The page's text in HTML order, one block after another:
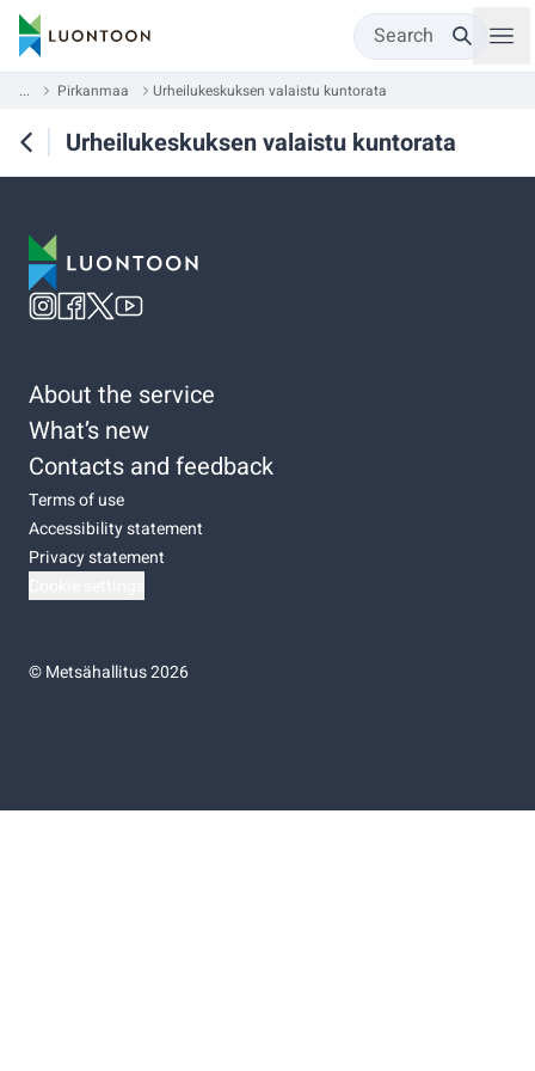
Search
... Pirkanmaa Urheilukeskuksen valaistu kuntorata
Urheilukeskuksen valaistu kuntorata
About the service
What’s new
Contacts and feedback
Terms of use
Accessibility statement
Privacy statement
©Metsähallitus 2026